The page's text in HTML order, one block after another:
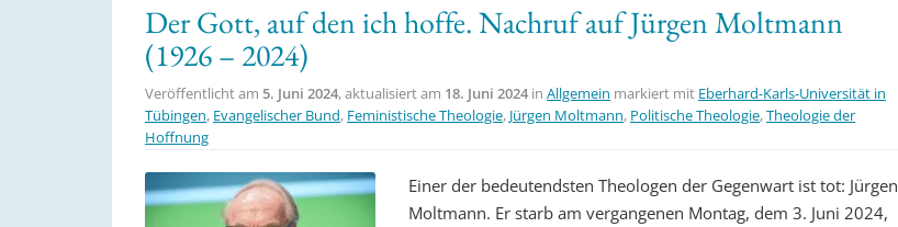
Der Gott, auf den ich hoffe. Nachruf auf Jürgen Moltmann
(1926 – 2024)
Veröffentlicht am 5. Juni 2024, aktualisiert am 18. Juni 2024 in Allgemein markiert mit Eberhard-Karls-Universität in
Tübingen, Evangelischer Bund, Feministische Theologie, Jürgen Moltmann, Politische Theologie,Theologie der
Hoffnung
Einer der bedeutendsten Theologen der Gegenwart ist tot: Jürgen
Moltmann. Er starb am vergangenen Montag, dem 3. Juni 2024,